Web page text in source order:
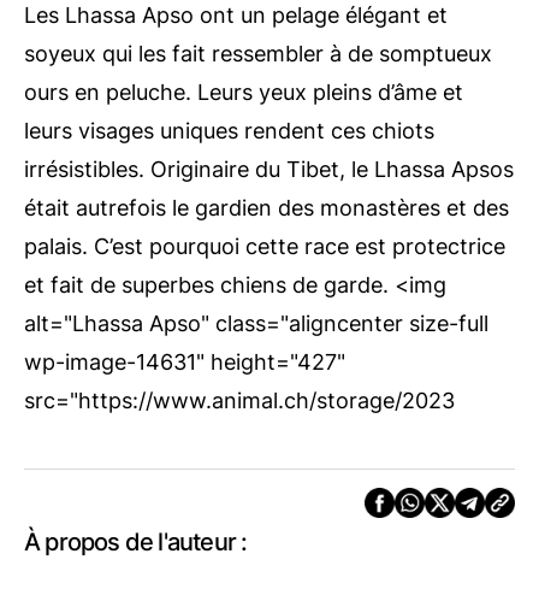
Les Lhassa Apso ont un pelage élégant et
soyeux qui les fait ressembler à de somptueux
ours en peluche. Leurs yeux pleins d’âme et
leurs visages uniques rendent ces chiots
irrésistibles. Originaire du Tibet, le Lhassa Apsos
était autrefois le gardien des monastères et des
palais. C’est pourquoi cette race est protectrice
et fait de superbes chiens de garde. <img
alt="Lhassa Apso" class="aligncenter size-full
wp-image-14631" height="427"
src="https://www.animal.ch/storage/2023
À propos de l'auteur :